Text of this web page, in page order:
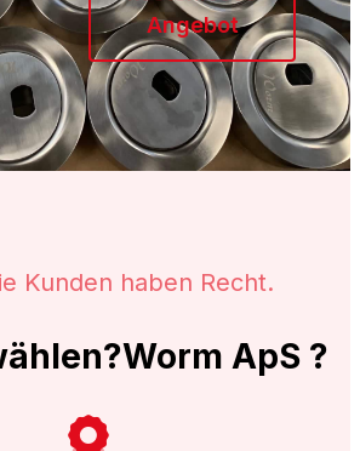
Angebot
Kunden haben Recht.
ApS ?